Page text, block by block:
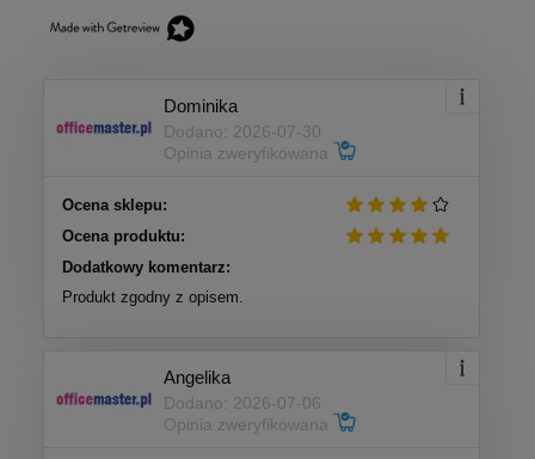
Dominika
Dodano: 2026-07-30
Opinia zweryfikowana
Ocena sklepu:
Ocena produktu:
Dodatkowy komentarz:
Produkt zgodny z opisem.
Angelika
Dodano: 2026-07-06
Opinia zweryfikowana